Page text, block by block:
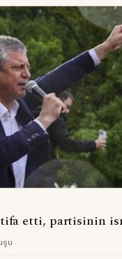
etti, partisinin